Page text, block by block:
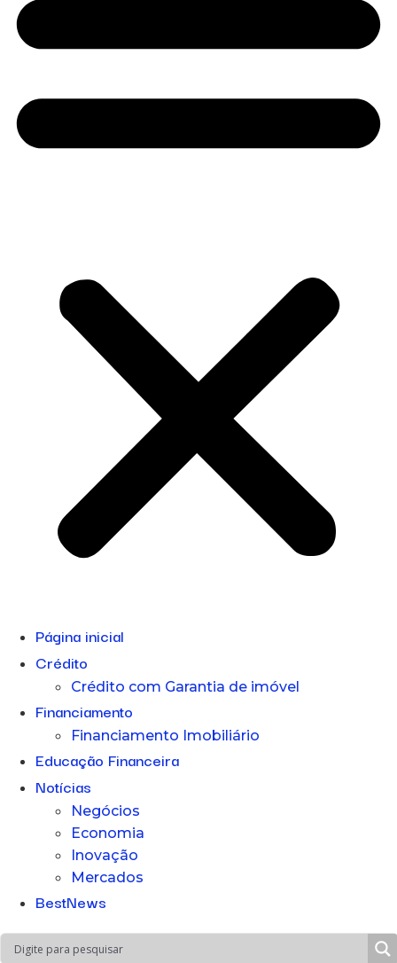
Página inicial
Crédito
Crédito com Garantia de imóvel
Financiamento
Financiamento Imobiliário
Educação Financeira
Notícias
Negócios
Economia
Inovação
Mercados
BestNews